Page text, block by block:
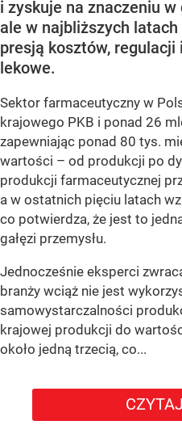
i zyskuje na znaczeniu w
ale w najbliższych
presją kosztów,
lekowe.
Sektor farmaceutyczny w
krajowego PKB i ponad 26
zapewniając ponad 80 tys.
wartości – od produkcji po
produkcji farmaceutycznej
a w ostatnich pięciu latach
co potwierdza, że jest to
gałęzi przemysłu.
Jednocześnie eksperci
branży wciąż nie jest
samowystarczalności
krajowej produkcji do
około jedną trzecią, co...